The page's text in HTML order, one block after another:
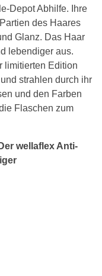
Depot Abhilfe. Ihre
des Haares
Glanz. Das Haar
lebendiger aus.
limitierten Edition
strahlen durch ihr
und den Farben
Flaschen zum
wellaflex Anti-